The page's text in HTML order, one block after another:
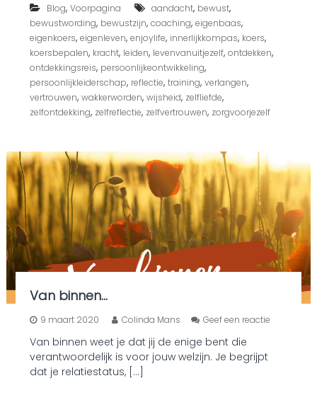
Blog, Voorpagina aandacht, bewust,
bewustwording, bewustzijn, coaching, eigenbaas,
eigenkoers, eigenleven, enjoylife, innerlijkkompas, koers,
koersbepalen, kracht, leiden, levenvanuitjezelf, ontdekken,
ontdekkingsreis, persoonlijkeontwikkeling,
persoonlijkleiderschap, reflectie, training, verlangen,
vertrouwen, wakkerworden, wijsheid, zelfliefde,
zelfontdekking, zelfreflectie, zelfvertrouwen, zorgvoorjezelf
Van binnen…
9 maart 2020 Colinda Mans Geef een reactieo
Van binnen weet je dat jij de enige bent die
verantwoordelijk is voor jouw welzijn. Je begrijpt
dat je relatiestatus, […]